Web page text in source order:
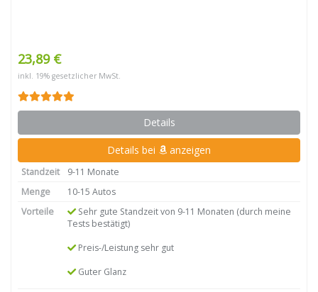
23,89 €
inkl. 19% gesetzlicher MwSt.
Details
Details bei anzeigen
Standzeit
9-11 Monate
Menge
10-15 Autos
Vorteile
Sehr gute Standzeit von 9-11 Monaten (durch meine
Tests bestätigt)
Preis-/Leistung sehr gut
Guter Glanz